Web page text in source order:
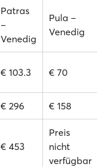
Patras
–
Venedig
Pula –
Venedig
€ 103.3 € 70
€ 296 € 158
€ 453
Preis
nicht
verfügbar